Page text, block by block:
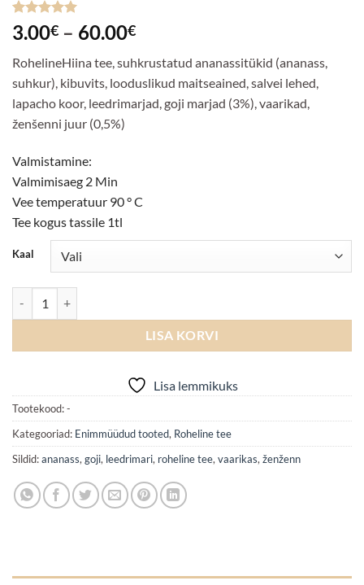
Hinnatud
5/5
4
kliendi
põhjal
3.00€ – 60.00€Hinnavahemik:
kuni
60.00€
RohelineHiina tee, suhkrustatud ananassitükid (ananass,
suhkur), kibuvits, looduslikud maitseained, salvei lehed,
lapacho koor, leedrimarjad, goji marjad (3%), vaarikad,
ženšenni juur (0,5%)
Valmistamine:
Valmimisaeg 2 Min
Vee temperatuur 90 ° C
Tee kogus tassile 1tl
Kaal
LISA KORVI
Lisa lemmikuks
Tootekood:-
Kategooriad: Enimmüüdud tooted, Roheline tee
Sildid:ananass, goji, leedrimari, roheline tee, vaarikas, ženženn